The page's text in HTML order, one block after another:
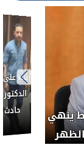
هيئة
مكبرة